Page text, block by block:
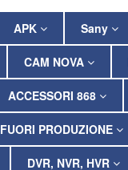
APK Sany
CAM NOVA
ACCESSORI 868
FUORI PRODUZIONE
DVR, NVR, HVR